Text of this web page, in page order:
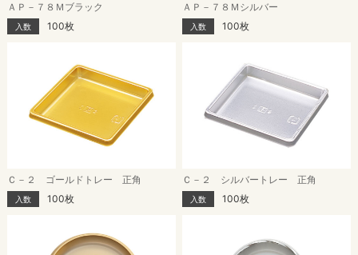
ＡＰ－７８Ｍブラック
入数 100枚
ＡＰ－７８Ｍシルバー
入数 100枚
Ｃ－２ ゴールドトレー 正角
入数 100枚
Ｃ－２ シルバートレー 正角
入数 100枚